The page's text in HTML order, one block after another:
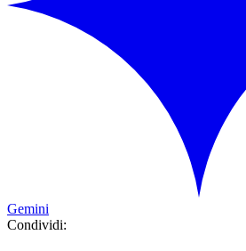
Gemini
Condividi: